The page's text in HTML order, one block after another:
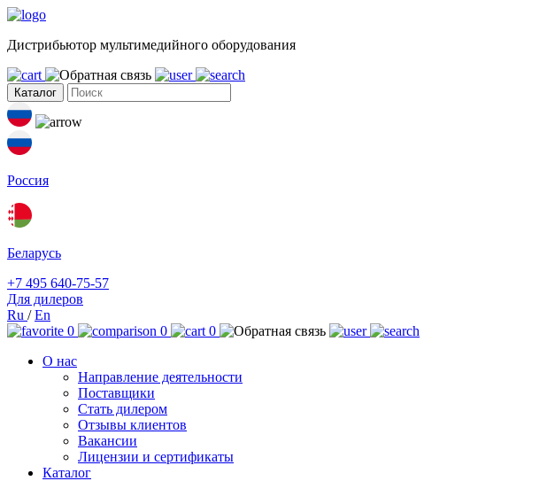
Дистрибьютор мультимедийного оборудования
Каталог
Россия
Беларусь
+7 495 640-75-57
Для дилеров
Ru /En
0
0
0
О нас
Направление деятельности
Поставщики
Стать дилером
Отзывы клиентов
Вакансии
Лицензии и сертификаты
Каталог